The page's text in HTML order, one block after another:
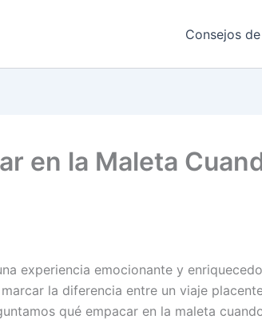
Consejos
en la Maleta
experiencia emocionante y
la diferencia entre un viaje
qué empacar en la maleta